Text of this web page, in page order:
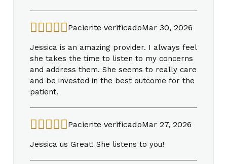
Paciente verificadoMar 30, 2026
Jessica is an amazing provider. I always feel
she takes the time to listen to my concerns
and address them. She seems to really care
and be invested in the best outcome for the
patient.
Paciente verificadoMar 27, 2026
Jessica us Great! She listens to you!